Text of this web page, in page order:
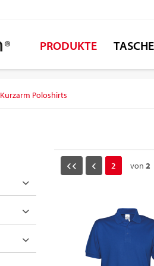
PRODUKTE
Kurzarm Poloshirts
2 von 2